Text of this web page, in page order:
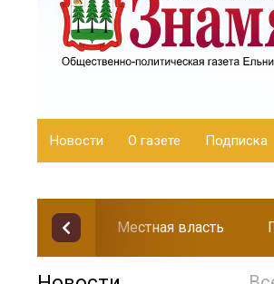
Новости О газете Подписка
Местная власть